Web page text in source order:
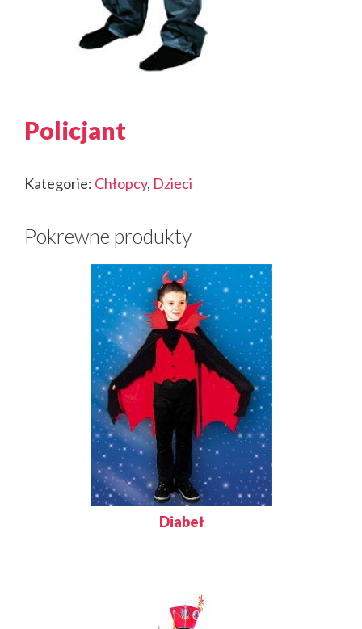
Policjant
Kategorie: Chłopcy, Dzieci
Pokrewne produkty
Diabeł